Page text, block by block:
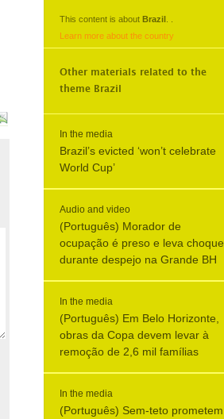
This content is about Brazil
Learn more about the country
Other materials related to the
theme Brazil
In the media
Brazil’s evicted ‘won’t celebrate
World Cup’
Audio and video
(Português) Morador de
ocupação é preso e leva choque
durante despejo na Grande BH
In the media
(Português) Em Belo Horizonte,
obras da Copa devem levar à
remoção de 2,6 mil famílias
In the media
(Português) Sem-teto prometem